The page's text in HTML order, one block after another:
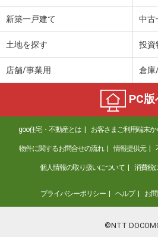
4.60万円
4.60万円
住 所
鳥取県米子市
専有面積 23.18m²
間取り
1K
鳥取県鳥取市吉方温泉１
価 格
3.20万円
住 所
鳥取県鳥取
新築一戸建て 中古
土地を探す 投資
店舗/事業用 倉庫
PC版
goo住宅・不動産とは お客さまご利用端末
物件に関するお問合せの流れ 情報提供元
個人情報の取り扱いについて 消費税
プライバシーポリシー ヘルプ お
©NTT